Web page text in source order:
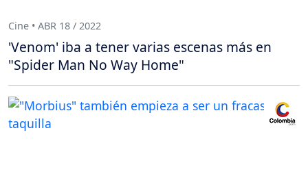
Cine • ABR 18 / 2022
'Venom' iba a tener varias escenas más en
"Spider Man No Way Home"